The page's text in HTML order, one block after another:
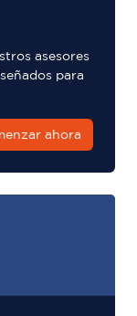
asesores
para
ahora